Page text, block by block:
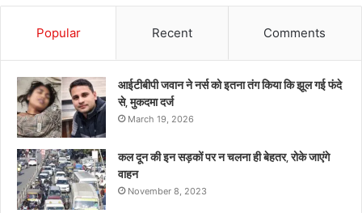
गर्भवती,
लिव
पार्टनर
दोस्त
Popular Recent Comments
आईटीबीपी जवान ने नर्स को इतना तंग किया कि झूल गई फंदे
से, मुकदमा दर्ज
March 19, 2026
कल दून की इन सड़कों पर न चलना ही बेहतर, रोके जाएंगे
वाहन
November 8, 2023